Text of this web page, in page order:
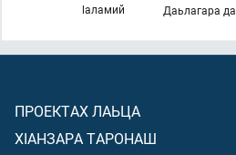
Даьлагара да
lаламий
ПРОЕКТАХ ЛАЬЦА
ХIАНЗАРА ТАРОНАШ